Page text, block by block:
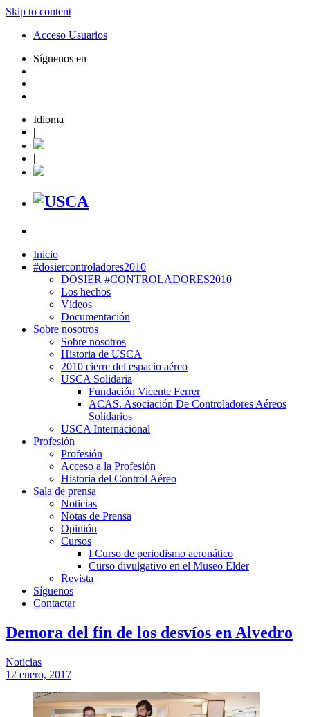
Skip to content
Acceso Usuarios
Síguenos en
Idioma
|
|
Inicio
#dosiercontroladores2010
DOSIER #CONTROLADORES2010
Los hechos
Vídeos
Documentación
Sobre nosotros
Sobre nosotros
Historia de USCA
2010 cierre del espacio aéreo
USCA Solidaria
Fundación Vicente Ferrer
ACAS. Asociación De Controladores Aéreos
Solidarios
USCA Internacional
Profesión
Profesión
Acceso a la Profesión
Historia del Control Aéreo
Sala de prensa
Noticias
Notas de Prensa
Opinión
Cursos
I Curso de periodismo aeronático
Curso divulgativo en el Museo Elder
Revista
Síguenos
Contactar
Demora del fin de los desvíos en Alvedro
Noticias
12 enero, 2017